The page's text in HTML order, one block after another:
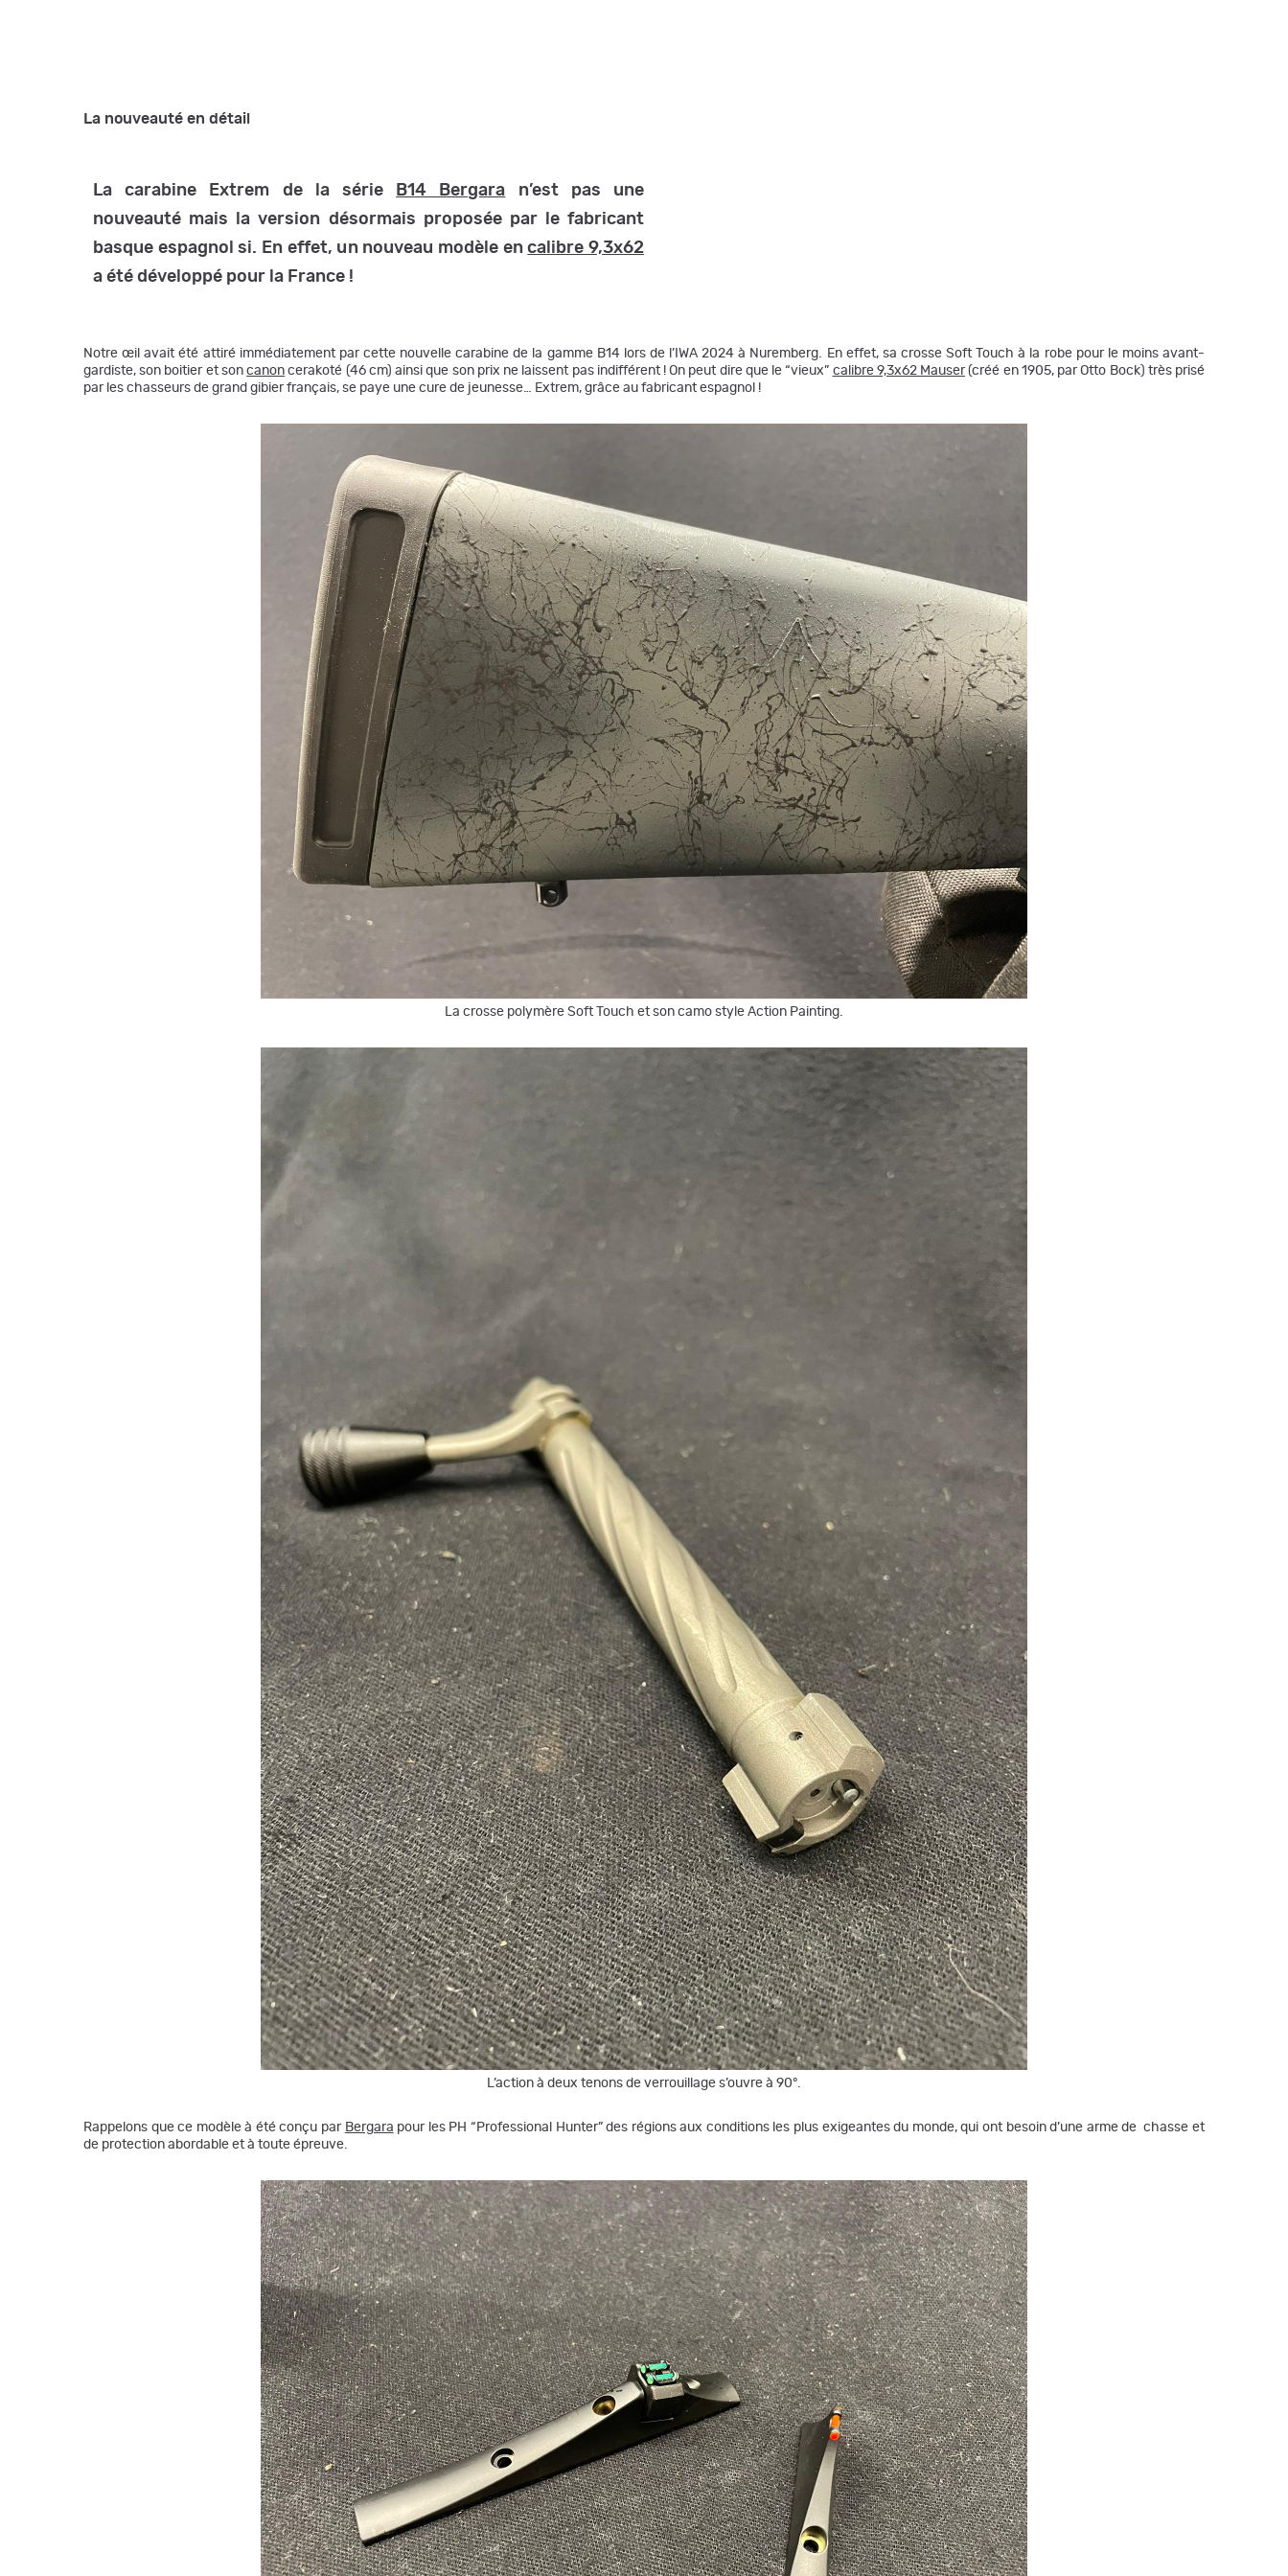
La nouveauté en détail
La carabine Extrem de la série B14 Bergara n’est pas une
nouveauté mais la version désormais proposée par le fabricant
basque espagnol si. En effet, un nouveau modèle encalibre 9,3x62
a été développé pour la France !
Notre œil avait été attiré immédiatement par cette nouvelle carabine de la gamme B14 lors de l’IWA 2024 à Nuremberg. En effet, sa crosse Soft Touch à la robe pour le moins avant-
gardiste, son boitier et soncanon cerakoté (46 cm) ainsi que son prix ne laissent pas indifférent ! On peut dire que le “vieux” calibre 9,3x62 Mauser(créé en 1905, par Otto Bock) très prisé
par les chasseurs de grand gibier français, se paye une cure de jeunesse… Extrem, grâce au fabricant espagnol !
La crosse polymère Soft Touch et son camo style Action Painting.
L’action à deux tenons de verrouillage s’ouvre à 90°.
Rappelons que ce modèle à été conçu par Bergara pour les PH “Professional Hunter” des régions aux conditions les plus exigeantes du monde, qui ont besoin d’une arme de chasse et
de protection abordable et à toute épreuve.